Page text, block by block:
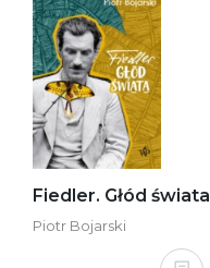
Fiedler. Głód świata
Piotr Bojarski